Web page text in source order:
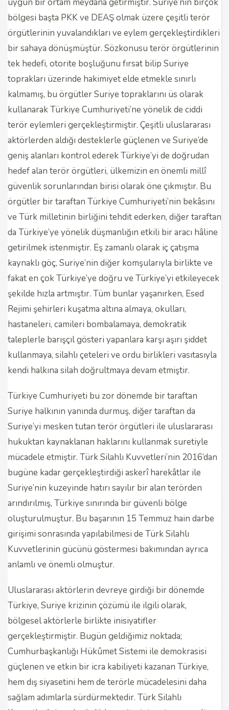
bölgesi başta PKK ve DEAŞ olmak üzere çeşitli terör
örgütlerinin yuvalandıkları ve eylem gerçekleştirdikleri
bir sahaya dönüşmüştür. Sözkonusu terör örgütlerinin
tek hedefi, otorite boşluğunu fırsat bilip Suriye
toprakları üzerinde hakimiyet elde etmekle sınırlı
kalmamış, bu örgütler Suriye topraklarını üs olarak
kullanarak Türkiye Cumhuriyeti’ne yönelik de ciddi
terör eylemleri gerçekleştirmiştir. Çeşitli uluslararası
aktörlerden aldığı desteklerle güçlenen ve Suriye’de
geniş alanları kontrol ederek Türkiye’yi de doğrudan
hedef alan terör örgütleri, ülkemizin en önemli millî
güvenlik sorunlarından birisi olarak öne çıkmıştır. Bu
örgütler bir taraftan Türkiye Cumhuriyeti’nin bekâsını
ve Türk milletinin birliğini tehdit ederken, diğer taraftan
da Türkiye’ye yönelik düşmanlığın etkili bir aracı hâline
getirilmek istenmiştir. Eş zamanlı olarak iç çatışma
kaynaklı göç, Suriye’nin diğer komşularıyla birlikte ve
fakat en çok Türkiye’ye doğru ve Türkiye’yi etkileyecek
şekilde hızla artmıştır. Tüm bunlar yaşanırken, Esed
Rejimi şehirleri kuşatma altına almaya, okulları,
hastaneleri, camileri bombalamaya, demokratik
taleplerle barışçıl gösteri yapanlara karşı aşırı şiddet
kullanmaya, silahlı çeteleri ve ordu birlikleri vasıtasıyla
kendi halkına silah doğrultmaya devam etmiştir.
Türkiye Cumhuriyeti bu zor dönemde bir taraftan
Suriye halkının yanında durmuş, diğer taraftan da
Suriye’yi mesken tutan terör örgütleri ile uluslararası
hukuktan kaynaklanan haklarını kullanmak suretiyle
mücadele etmiştir. Türk Silahlı Kuvvetleri’nin 2016’dan
bugüne kadar gerçekleştirdiği askerî harekâtlar ile
Suriye’nin kuzeyinde hatırı sayılır bir alan terörden
arındırılmış, Türkiye sınırında bir güvenli bölge
oluşturulmuştur. Bu başarının 15 Temmuz hain darbe
girişimi sonrasında yapılabilmesi de Türk Silahlı
Kuvvetlerinin gücünü göstermesi bakımından ayrıca
anlamlı ve önemli olmuştur.
Uluslararası aktörlerin devreye girdiği bir dönemde
Türkiye, Suriye krizinin çözümü ile ilgili olarak,
bölgesel aktörlerle birlikte inisiyatifler
gerçekleştirmiştir. Bugün geldiğimiz noktada;
Cumhurbaşkanlığı Hükûmet Sistemi ile demokrasisi
güçlenen ve etkin bir icra kabiliyeti kazanan Türkiye,
hem dış siyasetini hem de terörle mücadelesini daha
sağlam adımlarla sürdürmektedir. Türk Silahlı